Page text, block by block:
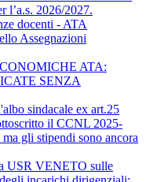
l’a.s. 2026/2027.
docenti - ATA
Assegnazioni
ATA:
SENZA
sindacale ex art.25
il CCNL 2025-
gli stipendi sono ancora
USR VENETO sulle